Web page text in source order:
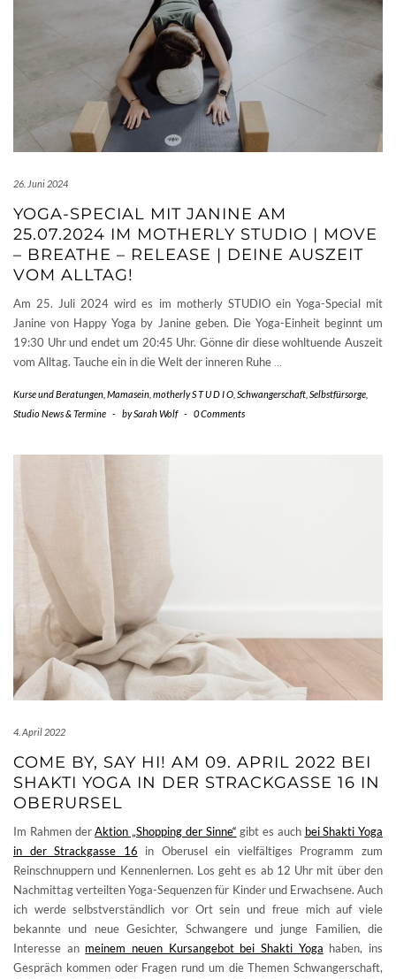
26. Juni 2024
YOGA-SPECIAL MIT JANINE AM
25.07.2024 IM MOTHERLY STUDIO | MOVE
– BREATHE – RELEASE | DEINE AUSZEIT
VOM ALLTAG!
Am 25. Juli 2024 wird es im motherly STUDIO ein Yoga-Special mit
Janine von Happy Yoga by Janine geben. Die Yoga-Einheit beginnt um
19:30 Uhr und endet um 20:45 Uhr. Gönne dir diese wohltuende Auszeit
vom Alltag. Tauche ein in die Welt der inneren Ruhe
Kurse und Beratungen Mamasein motherly S T U D I O Schwangerschaft Selbstfürsorge
Studio News & Termine - bySarah Wolf - 0 Comments
4. April 2022
COME BY, SAY HI! AM 09. APRIL 2022 BEI
SHAKTI YOGA IN DER STRACKGASSE 16 IN
OBERURSEL
Im Rahmen derAktion „Shopping der Sinne“ gibt es auch bei Shakti Yoga
in der Strackgasse 16 in Oberusel ein vielfältiges Programm zum
Reinschnuppern und Kennenlernen. Los geht es ab 12 Uhr mit über den
Nachmittag verteilten Yoga-Sequenzen für Kinder und Erwachsene. Auch
ich werde selbstverständlich vor Ort sein und freue mich auf viele
bekannte und neue Gesichter, Schwangere und junge Familien, die
Interesse an meinem neuen Kursangebot bei Shakti Yoga haben, ins
Gespräch kommen oder Fragen rund um die Themen Schwangerschaft,